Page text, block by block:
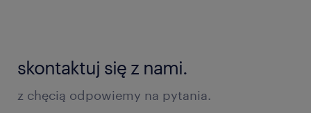
ожидаем / oczekujemy
skontaktuj się z nami.
z chęcią odpowiemy na pytania.